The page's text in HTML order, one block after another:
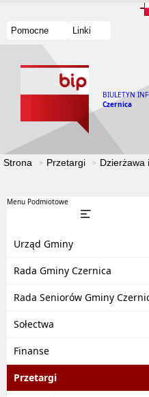
Pomocne Linki
BIULETYN
Czernica
Strona Przetargi Dzierżawa
Menu Podmiotowe
Urząd Gminy
Rada Gminy Czernica
Rada Seniorów Gminy
Sołectwa
Finanse
Przetargi